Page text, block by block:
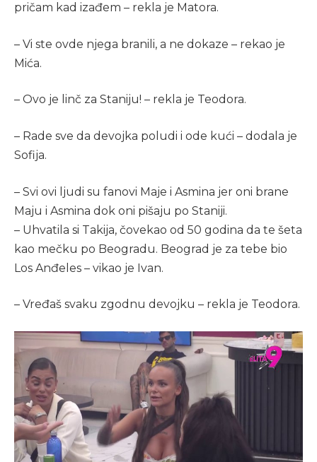
pričam kad izađem – rekla je Matora.
– Vi ste ovde njega branili, a ne dokaze – rekao je
Mića.
– Ovo je linč za Staniju! – rekla je Teodora.
– Rade sve da devojka poludi i ode kući – dodala je
Sofija.
– Svi ovi ljudi su fanovi Maje i Asmina jer oni brane
Maju i Asmina dok oni pišaju po Staniji.
– Uhvatila si Takija, čovekao od 50 godina da te šeta
kao mečku po Beogradu. Beograd je za tebe bio
Los Anđeles – vikao je Ivan.
– Vređaš svaku zgodnu devojku – rekla je Teodora.